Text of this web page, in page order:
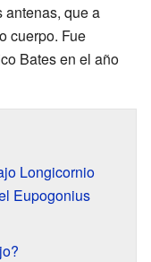
antenas, que a
cuerpo. Fue
Bates en el año
Longicornio
Eupogonius